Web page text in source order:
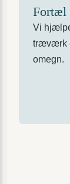
Fortæl
Vi
træværk
omegn.